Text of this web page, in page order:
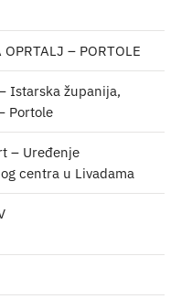
OPRTALJ – PORTOLE
Istarska županija,
Portole
– Uređenje
centra u Livadama